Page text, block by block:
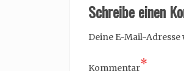
Schreibe einen
Deine E-Mail-
Kommentar*